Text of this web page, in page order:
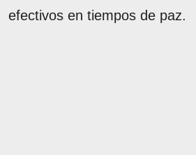
efectivos en tiempos de paz.